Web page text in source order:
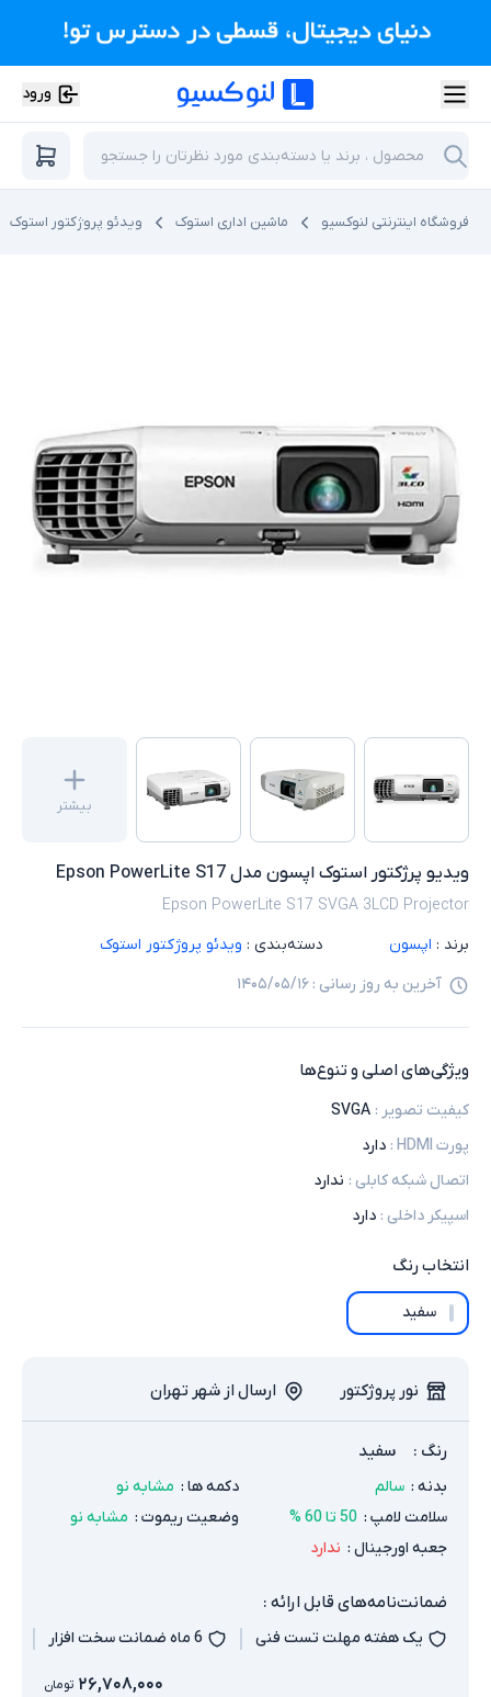
ورود
فروشگاه اینترنتی لنوکسیو ماشین اداری استوک ویدئو پروژکتور استوک
بیشتر
ویدیو پرژکتور استوک اپسون مدل Epson PowerLite S17
Epson PowerLite S17 SVGA 3LCD Projector
برند : اپسون دسته‌بندی : ویدئو پروژکتور استوک
آخرین به روز رسانی : ۱۴۰۵/۰۵/۱۶
ویژگی‌های اصلی و تنوع‌ها
کیفیت تصویر :
SVGA
پورت HDMI
: دارد
اتصال شبکه کابلی : ندارد
اسپیکر داخلی : دارد
انتخابرنگ
سفید
نور پروژکتور ارسال از شهر تهران
رنگ : سفید
بدنه : سالم دکمه ها : مشابه نو
سلامت لامپ : 50 تا 60 % وضعیت ریموت : مشابه نو
جعبه اورجینال : ندارد
ضمانت‌نامه‌های قابل ارائه :
یک هفته مهلت تست فنی 6 ماه ضمانت سخت افزار
۲۶,۷۰۸,۰۰۰ تومان